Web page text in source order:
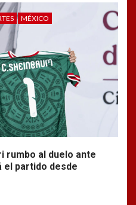
MÉXICO
rumbo al duelo ante
el partido desde